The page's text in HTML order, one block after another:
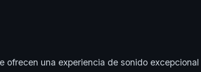
ofrecen una experiencia de sonido excepcional